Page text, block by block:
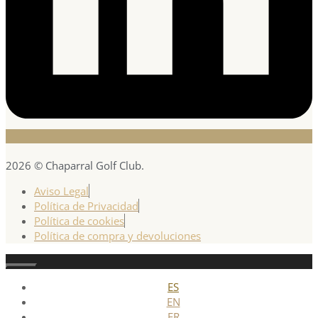
2026 © Chaparral Golf Club.
Aviso Legal
Política de Privacidad
Política de cookies
Política de compra y devoluciones
Cerrar
ES
EN